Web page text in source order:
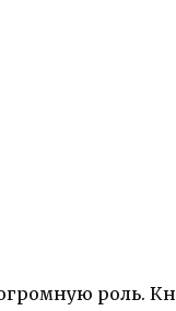
роль.